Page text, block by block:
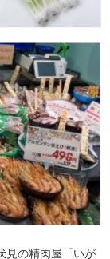
見の精肉屋「いが